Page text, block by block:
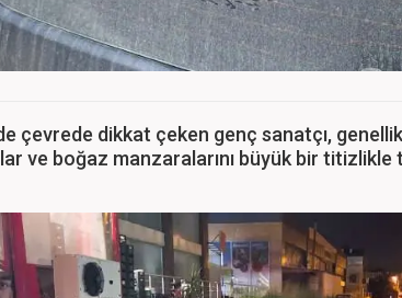
çevrede dikkat çeken genç sanatçı,
ve boğaz manzaralarını büyük bir titizlikle